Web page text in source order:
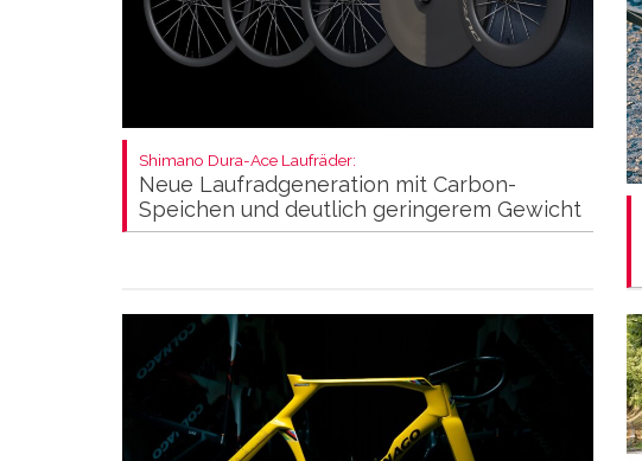
Shimano Dura-Ace Laufräder:
Neue Laufradgeneration mit Carbon-
Speichen und deutlich geringerem Gewicht